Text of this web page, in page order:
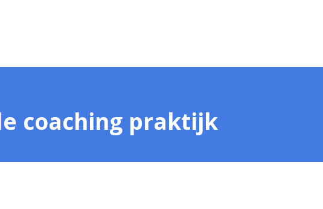
coaching praktijk